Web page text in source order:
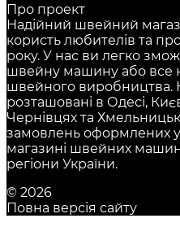
Про проект
Надійний швейний
користь любителів та
року. У нас ви легко
швейну машину або все
швейного виробництва.
розташовані в Одесі,
Чернівцях та
замовлень оформлених
магазині швейних
регіони України.
© 2026
Повна версія сайту